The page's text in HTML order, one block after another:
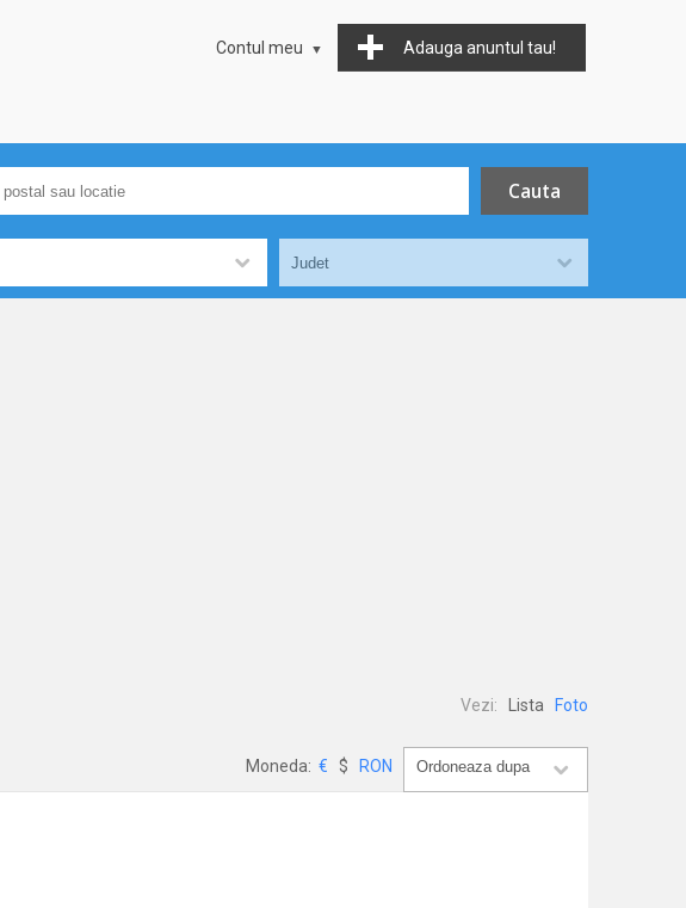
Adauga anuntul tau!
Contul meu
Vezi: Lista Foto
Moneda: € $ RON